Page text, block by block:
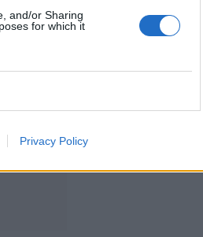
and/or Sharing
for which it
Privacy Policy